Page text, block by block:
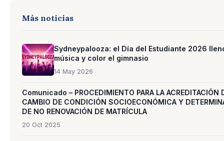
Más noticias
Sydneypalooza: el Día del Estudiante 2026
música y color el gimnasio
14 May 2026
Comunicado – PROCEDIMIENTO PARA LA ACREDITACIÓN
CAMBIO DE CONDICIÓN SOCIOECONÓMICA Y
DE NO RENOVACIÓN DE MATRÍCULA
20 Oct 2025